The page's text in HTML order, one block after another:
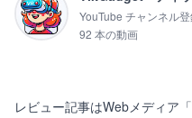
YouTube チャンネル
92 本の動画
レビュー記事はWebメディア